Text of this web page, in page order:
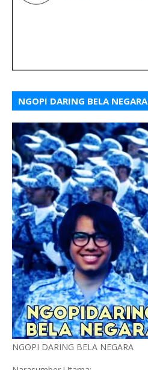
NGOPI DARING BELA NEGARA
NGOPI DARING BELA NEGARA